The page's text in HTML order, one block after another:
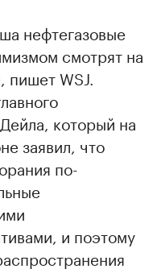
нефтегазовые
смотрят на
пишет WSJ.
который на
заявил, что
по-
и поэтому